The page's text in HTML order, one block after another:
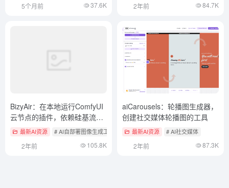
5个月前 37.6K 2年前 84.7K
BizyAir：在本地运行ComfyUI
云节点的插件，依赖硅基流动
免费API
最新AI资源 # AI自部署图像生成工具 # ComfyUI
2年前 105.8K
aiCarousels：轮播图生成器，
创建社交媒体轮播图的工具
最新AI资源 # AI社交媒体
2年前 87.3K